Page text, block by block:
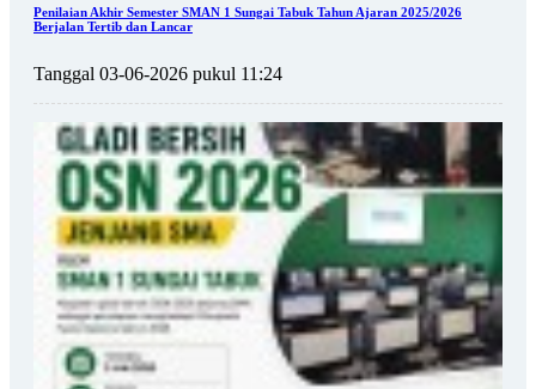
Penilaian Akhir Semester SMAN 1 Sungai Tabuk Tahun Ajaran 2025/2026
Berjalan Tertib dan Lancar
Tanggal 03-06-2026 pukul 11:24